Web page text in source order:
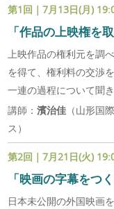
第1回｜7月13日(月)
「作品の上映権を
上映作品の権利元を調
を得て、権利料の交渉
一連の過程について聞き
講師：濱治佳 （山形国
ス）
第2回｜7月21日(火)
「映画の字幕をつく
日本未公開の外国映画